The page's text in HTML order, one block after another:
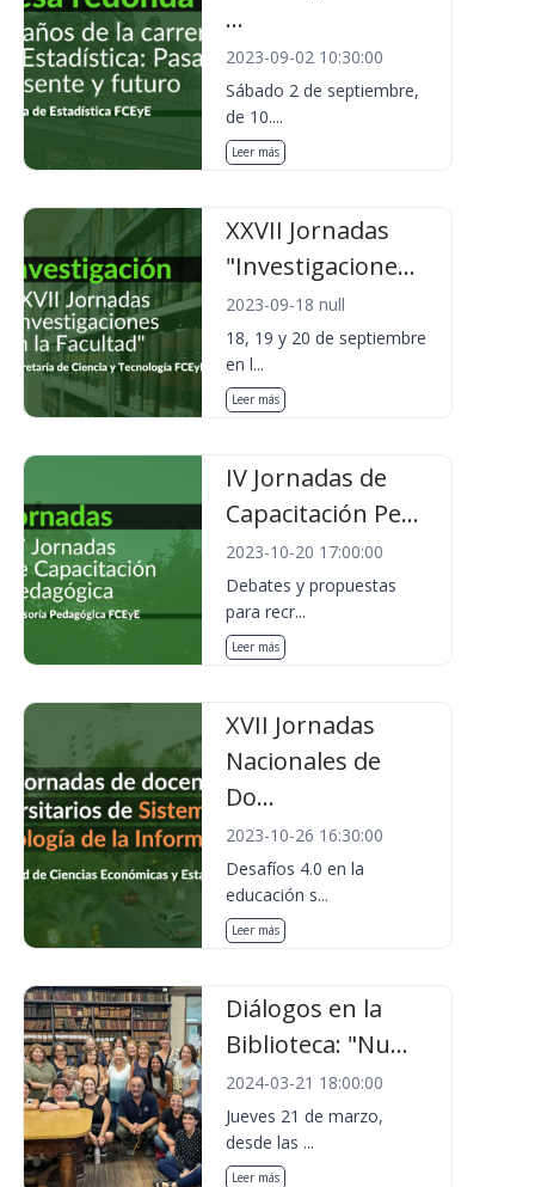
...
2023-09-02 10:30:00
Sábado 2 de septiembre,
de 10....
Leer más
XXVII Jornadas
"Investigacione...
2023-09-18 null
18, 19 y 20 de septiembre
en l...
Leer más
IV Jornadas de
Capacitación Pe...
2023-10-20 17:00:00
Debates y propuestas
para recr...
Leer más
XVII Jornadas
Nacionales de
Do...
2023-10-26 16:30:00
Desafíos 4.0 en la
educación s...
Leer más
Diálogos en la
Biblioteca: "Nu...
2024-03-21 18:00:00
Jueves 21 de marzo,
desde las ...
Leer más